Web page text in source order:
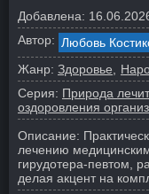
Добавлена:
Автор: Любовь
Жанр: Здоровье
Серия: Природа
оздоровления
Описание:
лечению
гирудотера-певтом,
делая акцент на